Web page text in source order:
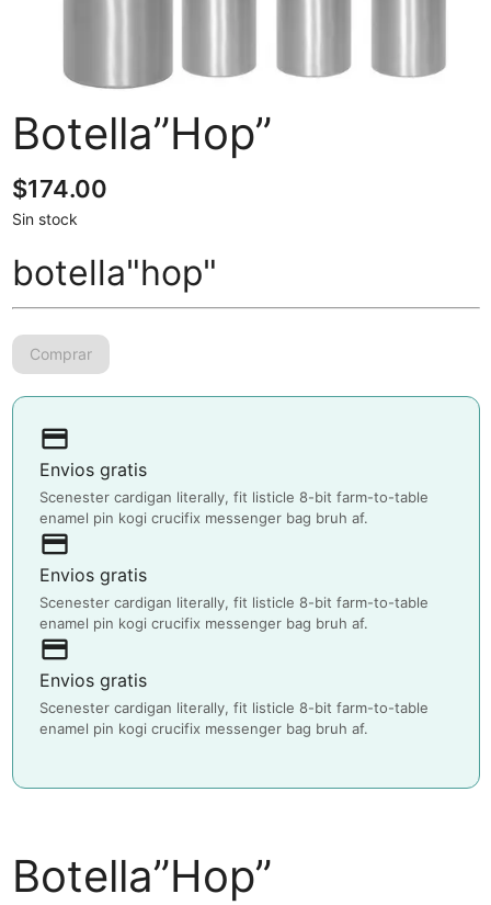
Botella”Hop”
$174.00
Sin stock
botella"hop"
payment
Envios gratis
Scenester cardigan literally, fit listicle 8-bit farm-to-table
enamel pin kogi crucifix messenger bag bruh af.
payment
Envios gratis
Scenester cardigan literally, fit listicle 8-bit farm-to-table
enamel pin kogi crucifix messenger bag bruh af.
payment
Envios gratis
Scenester cardigan literally, fit listicle 8-bit farm-to-table
enamel pin kogi crucifix messenger bag bruh af.
Botella”Hop”